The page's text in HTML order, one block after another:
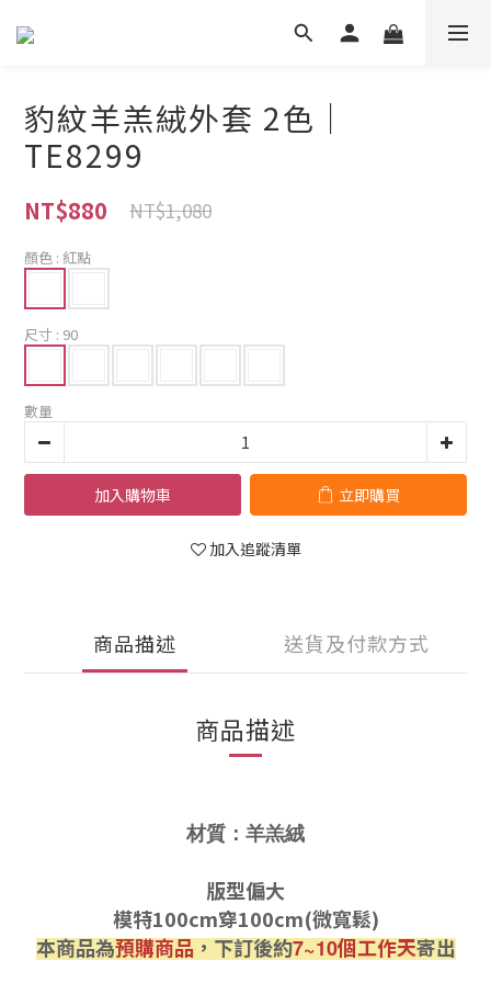
豹紋羊羔絨外套 2色｜
TE8299
NT$880 NT$1,080
顏色 : 紅點
尺寸 : 90
數量
加入購物車 立即購買
加入追蹤清單
商品描述 送貨及付款方式
商品描述
材質：羊羔絨
版型偏大
模特100cm穿100cm(微寬鬆)
本商品為預購商品，下訂後約7~10個工作天寄出